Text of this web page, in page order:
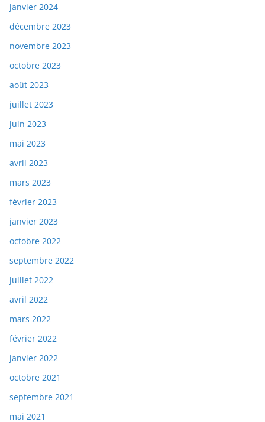
janvier 2024
décembre 2023
novembre 2023
octobre 2023
août 2023
juillet 2023
juin 2023
mai 2023
avril 2023
mars 2023
février 2023
janvier 2023
octobre 2022
septembre 2022
juillet 2022
avril 2022
mars 2022
février 2022
janvier 2022
octobre 2021
septembre 2021
mai 2021